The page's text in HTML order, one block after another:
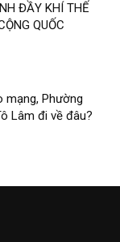
ĐẦY KHÍ THẾ
QUỐC
mạng, Phường
Lâm đi về đâu?